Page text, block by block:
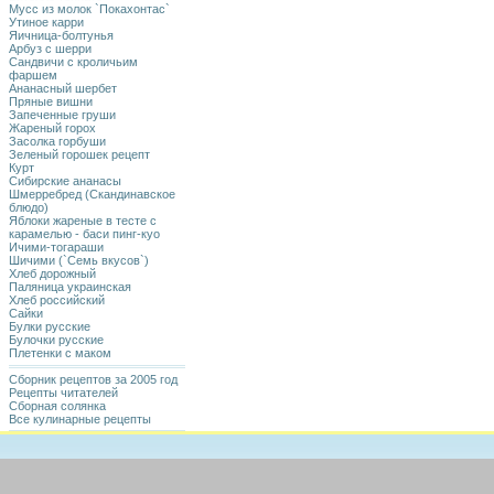
Мусс из молок `Покахонтас`
Утиное карри
Яичница-болтунья
Арбуз с шерри
Сандвичи с кроличьим
фаршем
Ананасный шеpбет
Пряные вишни
Запеченные груши
Жареный горох
Засолка горбуши
Зеленый горошек рецепт
Курт
Сибирские ананасы
Шмерребред (Скандинавское
блюдо)
Яблоки жареные в тесте с
карамелью - баси пинг-куо
Ичими-тогараши
Шичими (`Семь вкусов`)
Хлеб дорожный
Паляница украинская
Хлеб российский
Сайки
Булки русские
Булочки русские
Плетенки с маком
Сборник рецептов за 2005 год
Рецепты читателей
Сборная солянка
Все кулинарные рецепты